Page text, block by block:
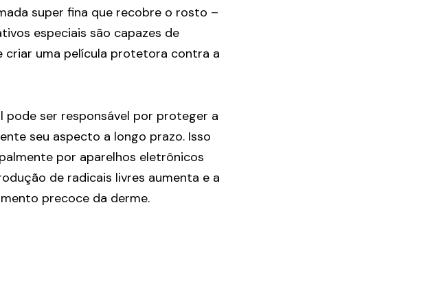
super fina que recobre o rosto –
especiais são capazes de
criar uma película protetora contra a
pode ser responsável por proteger a
seu aspecto a longo prazo. Isso
por aparelhos eletrônicos
de radicais livres aumenta e a
precoce da derme.